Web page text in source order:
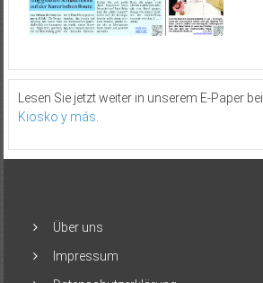
Lesen Sie jetzt weiter in unserem E-Paper bei
Kiosko y más.
Über uns
Impressum